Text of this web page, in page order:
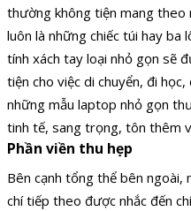
thường không tiện mang theo
luôn là những chiếc túi hay ba
tính xách tay loại nhỏ gọn sẽ
tiện cho việc di chuyển, đi
những mẫu laptop nhỏ gọn
tinh tế, sang trọng, tôn thêm
Phần viền thu hẹp
Bên cạnh tổng thể bên ngoài,
chí tiếp theo được nhắc đến